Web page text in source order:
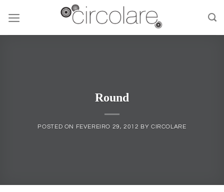
content
Round
POSTED ON FEVEREIRO 29, 2012 BYCIRCOLARE